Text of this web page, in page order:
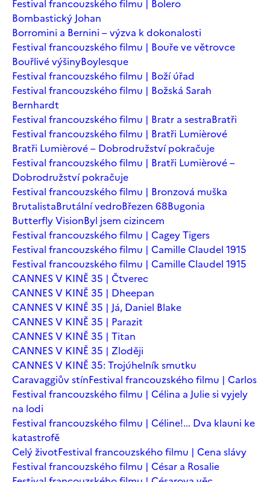
Festival francouzského filmu | Bolero
Bombastický Johan
Borromini a Bernini – výzva k dokonalosti
Festival francouzského filmu | Bouře ve větrovce
Bouřlivé výšinyBoylesque
Festival francouzského filmu | Boží úřad
Festival francouzského filmu | Božská Sarah
Bernhardt
Festival francouzského filmu | Bratr a sestraBratři
Festival francouzského filmu | Bratři Lumièrové
Bratři Lumièrové – Dobrodružství pokračuje
Festival francouzského filmu | Bratři Lumièrové –
Dobrodružství pokračuje
Festival francouzského filmu | Bronzová muška
BrutalistaBrutální vedroBřezen 68Bugonia
Butterfly VisionByl jsem cizincem
Festival francouzského filmu | Cagey Tigers
Festival francouzského filmu | Camille Claudel 1915
Festival francouzského filmu | Camille Claudel 1915
CANNES V KINĚ 35 | Čtverec
CANNES V KINĚ 35 | Dheepan
CANNES V KINĚ 35 | Já, Daniel Blake
CANNES V KINĚ 35 | Parazit
CANNES V KINĚ 35 | Titan
CANNES V KINĚ 35 | Zloději
CANNES V KINĚ 35: Trojúhelník smutku
Caravaggiův stínFestival francouzského filmu | Carlos
Festival francouzského filmu | Célina a Julie si vyjely
na lodi
Festival francouzského filmu | Céline!... Dva klauni ke
katastrofě
Celý životFestival francouzského filmu | Cena slávy
Festival francouzského filmu | César a Rosalie